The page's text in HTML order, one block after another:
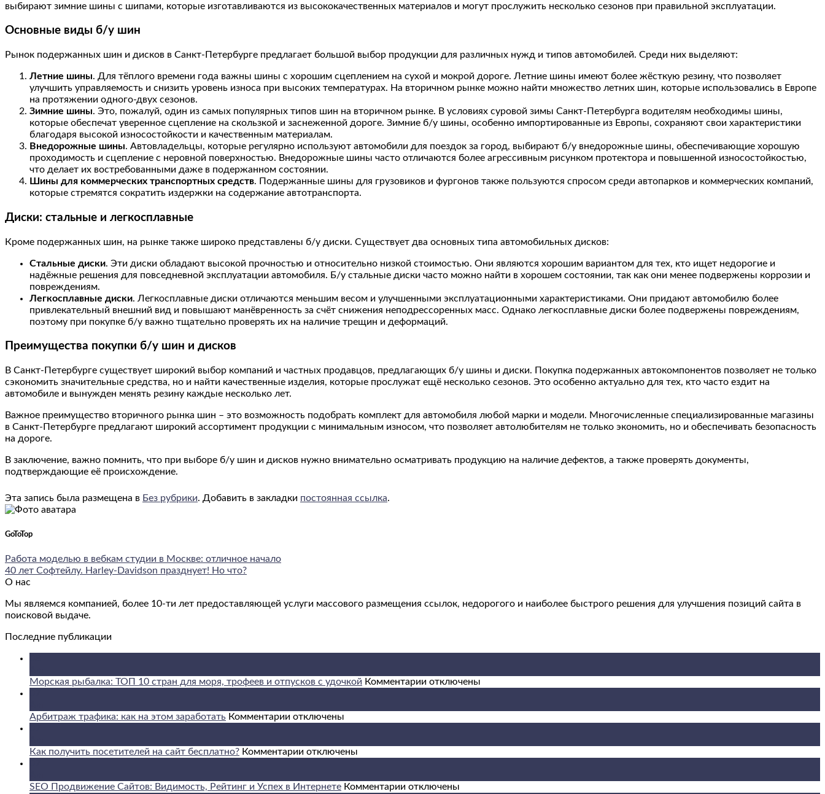
выбирают зимние шины с шипами, которые изготавливаются из высококачественных материалов и могут прослужить несколько сезонов при правильной эксплуатации.
Основные виды б/у шин
Рынок подержанных шин и дисков в Санкт-Петербурге предлагает большой выбор продукции для различных нужд и типов автомобилей. Среди них выделяют:
Летние шины. Для тёплого времени года важны шины с хорошим сцеплением на сухой и мокрой дороге. Летние шины имеют более жёсткую резину, что позволяет
улучшить управляемость и снизить уровень износа при высоких температурах. На вторичном рынке можно найти множество летних шин, которые использовались в Европе
на протяжении одного-двух сезонов.
Зимние шины. Это, пожалуй, один из самых популярных типов шин на вторичном рынке. В условиях суровой зимы Санкт-Петербурга водителям необходимы шины,
которые обеспечат уверенное сцепление на скользкой и заснеженной дороге. Зимние б/у шины, особенно импортированные из Европы, сохраняют свои характеристики
благодаря высокой износостойкости и качественным материалам.
Внедорожные шины. Автовладельцы, которые регулярно используют автомобили для поездок за город, выбирают б/у внедорожные шины, обеспечивающие хорошую
проходимость и сцепление с неровной поверхностью. Внедорожные шины часто отличаются более агрессивным рисунком протектора и повышенной износостойкостью,
что делает их востребованными даже в подержанном состоянии.
Шины для коммерческих транспортных средств. Подержанные шины для грузовиков и фургонов также пользуются спросом среди автопарков и коммерческих компаний,
которые стремятся сократить издержки на содержание автотранспорта.
Диски: стальные и легкосплавные
Кроме подержанных шин, на рынке также широко представлены б/у диски. Существует два основных типа автомобильных дисков:
Стальные диски. Эти диски обладают высокой прочностью и относительно низкой стоимостью. Они являются хорошим вариантом для тех, кто ищет недорогие и
надёжные решения для повседневной эксплуатации автомобиля. Б/у стальные диски часто можно найти в хорошем состоянии, так как они менее подвержены коррозии и
повреждениям.
Легкосплавные диски. Легкосплавные диски отличаются меньшим весом и улучшенными эксплуатационными характеристиками. Они придают автомобилю более
привлекательный внешний вид и повышают манёвренность за счёт снижения неподрессоренных масс. Однако легкосплавные диски более подвержены повреждениям,
поэтому при покупке б/у важно тщательно проверять их на наличие трещин и деформаций.
Преимущества покупки б/у шин и дисков
В Санкт-Петербурге существует широкий выбор компаний и частных продавцов, предлагающих б/у шины и диски. Покупка подержанных автокомпонентов позволяет не только
сэкономить значительные средства, но и найти качественные изделия, которые прослужат ещё несколько сезонов. Это особенно актуально для тех, кто часто ездит на
автомобиле и вынужден менять резину каждые несколько лет.
Важное преимущество вторичного рынка шин – это возможность подобрать комплект для автомобиля любой марки и модели. Многочисленные специализированные магазины
в Санкт-Петербурге предлагают широкий ассортимент продукции с минимальным износом, что позволяет автолюбителям не только экономить, но и обеспечивать безопасность
на дороге.
В заключение, важно помнить, что при выборе б/у шин и дисков нужно внимательно осматривать продукцию на наличие дефектов, а также проверять документы,
подтверждающие её происхождение.
Эта запись была размещена в Без рубрики. Добавить в закладки постоянная ссылка.
GoToTop
Работа моделью в вебкам студии в Москве: отличное начало
40 лет Софтейлу. Harley-Davidson празднует! Но что?
О нас
Мы являемся компанией, более 10-ти лет предоставляющей услуги массового размещения ссылок, недорогого и наиболее быстрого решения для улучшения позиций сайта в
поисковой выдаче.
Последние публикации
Морская рыбалка: ТОП 10 стран для моря, трофеев и отпусков с удочкой Комментарии к
трофеев
отключены
Арбитраж трафика: как на этом заработать Комментарии к
трафика:
этом
отключены
Как получить посетителей на сайт бесплатно? Комментарии к
получить
отключены
SEO Продвижение Сайтов: Видимость, Рейтинг и Успех в Интернете Комментарии котключены